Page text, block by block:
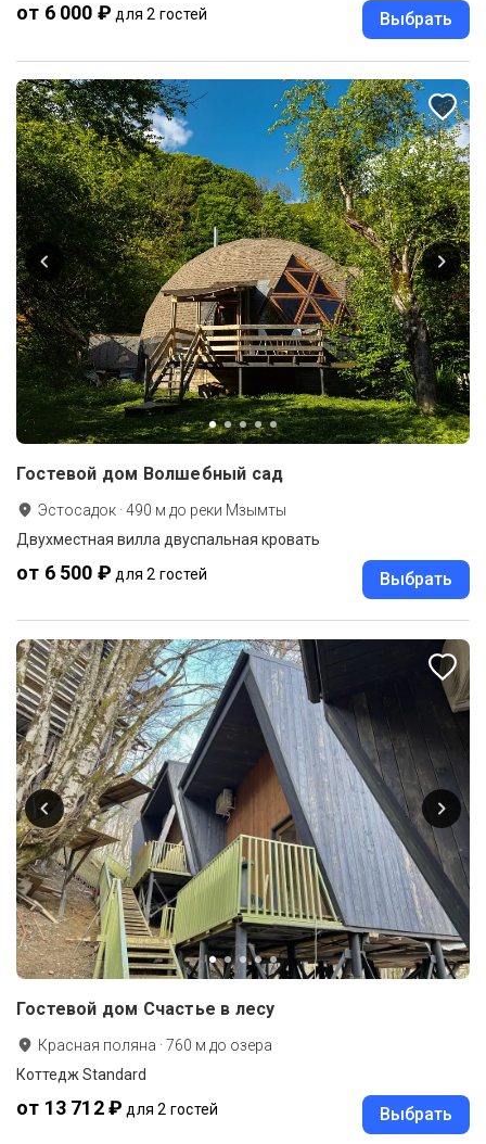
от 6 000 ₽ для 2 гостей Выбрать
Гостевой дом Волшебный сад
Эстосадок ·490 м до реки Мзымты
Двухместная вилла двуспальная кровать
от 6 500 ₽ для 2 гостей Выбрать
Гостевой дом Счастье в лесу
Красная поляна ·760 м до озера
Коттедж Standard
от 13 712 ₽ для 2 гостей Выбрать